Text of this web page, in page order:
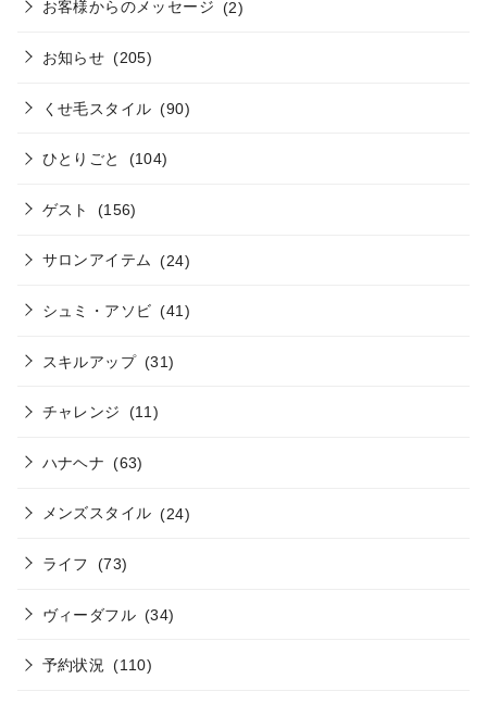
お客様からのメッセージ (2)
お知らせ (205)
くせ毛スタイル (90)
ひとりごと (104)
ゲスト (156)
サロンアイテム (24)
シュミ・アソビ (41)
スキルアップ (31)
チャレンジ (11)
ハナヘナ (63)
メンズスタイル (24)
ライフ (73)
ヴィーダフル (34)
予約状況 (110)